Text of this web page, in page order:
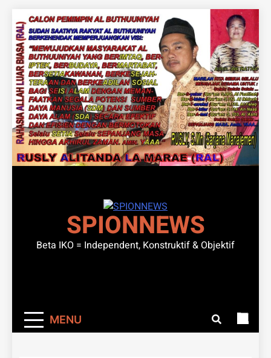
Skip
to
content
SPIONNEWS
Beta IKO = Independent, Konstruktif & Objektif
MENU